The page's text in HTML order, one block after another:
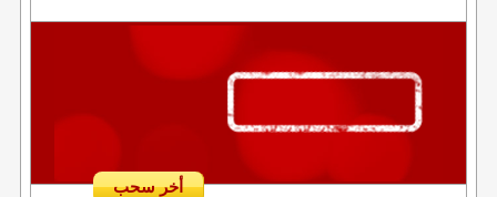
أخر سحب